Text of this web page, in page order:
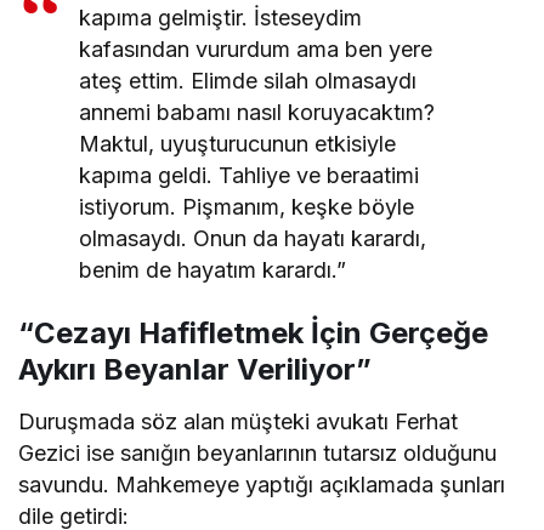
kapıma gelmiştir. İsteseydim
kafasından vururdum ama ben yere
ateş ettim. Elimde silah olmasaydı
annemi babamı nasıl koruyacaktım?
Maktul, uyuşturucunun etkisiyle
kapıma geldi. Tahliye ve beraatimi
istiyorum. Pişmanım, keşke böyle
olmasaydı. Onun da hayatı karardı,
benim de hayatım karardı.”
“Cezayı Hafifletmek İçin Gerçeğe
Aykırı Beyanlar Veriliyor”
Duruşmada söz alan müşteki avukatı Ferhat
Gezici ise sanığın beyanlarının tutarsız olduğunu
savundu. Mahkemeye yaptığı açıklamada şunları
dile getirdi: